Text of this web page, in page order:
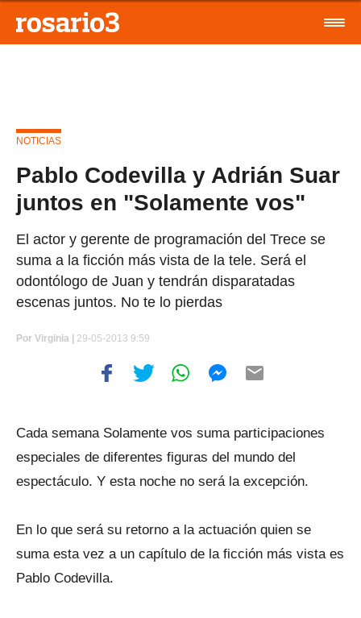
NOTICIAS
Pablo Codevilla y Adrián Suar
juntos en "Solamente vos"
El actor y gerente de programación del Trece se
suma a la ficción más vista de la tele. Será el
odontólogo de Juan y tendrán disparatadas
escenas juntos. No te lo pierdas
Por Virginia | 29-05-2013 9:59
Cada semana Solamente vos suma participaciones
especiales de diferentes figuras del mundo del
espectáculo. Y esta noche no será la excepción.
En lo que será su retorno a la actuación quien se
suma esta vez a un capítulo de la ficción más vista es
Pablo Codevilla.